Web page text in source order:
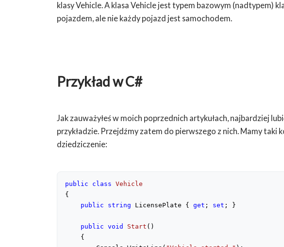
klasy Vehicle. A klasa Vehicle jest typem bazowym (nadtypem)
pojazdem, ale nie każdy pojazd jest samochodem.
Przykład w C#
Jak zauważyłeś w moich poprzednich artykułach, najbardziej
przykładzie. Przejdźmy zatem do pierwszego z nich. Mamy
dziedziczenie:
public class Vehicle
{
public
string LicensePlate { get ; set ; }
public void Start ( )
{